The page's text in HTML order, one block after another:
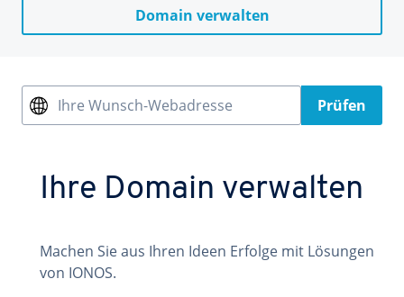
Domain verwalten
Ihre Wunsch-Webadresse Prüfen
Ihre Domain verwalten
Machen Sie aus Ihren Ideen Erfolge mit Lösungen
von IONOS.